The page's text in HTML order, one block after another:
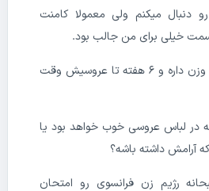
دنبال میکنم ولی معمولا کامنت
خیلی برای من جالب بود.
خانمی که ۷۷ کیلو وزن داره و ۶ هفته تا عروسیش وقت
در لباس عروسی خوب خواهد بود یا
آرامش داشته باشه؟
رژیم زن فرانسوی رو امتحان